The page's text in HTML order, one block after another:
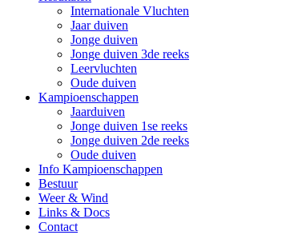
Internationale Vluchten
Jaar duiven
Jonge duiven
Jonge duiven 3de reeks
Leervluchten
Oude duiven
Kampioenschappen
Jaarduiven
Jonge duiven 1se reeks
Jonge duiven 2de reeks
Oude duiven
Info Kampioenschappen
Bestuur
Weer & Wind
Links & Docs
Contact